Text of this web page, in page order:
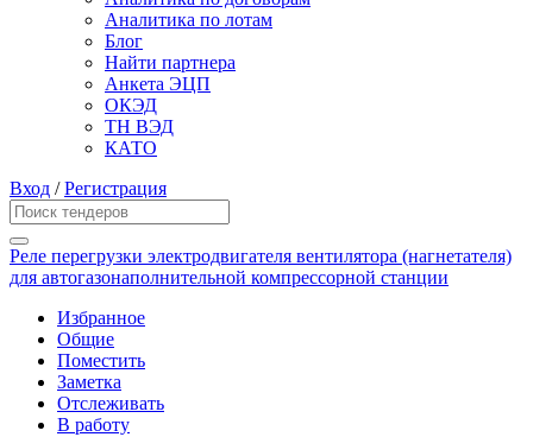
Аналитика по лотам
Блог
Найти партнера
Анкета ЭЦП
ОКЭД
ТН ВЭД
КАТО
Вход /Регистрация
Реле перегрузки электродвигателя вентилятора (нагнетателя)
для автогазонаполнительной компрессорной станции
Избранное
Общие
Поместить
Заметка
Отслеживать
В работу